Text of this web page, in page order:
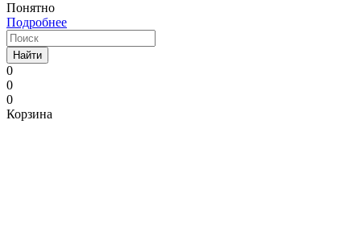
Понятно
Подробнее
Найти
0
0
0
Корзина